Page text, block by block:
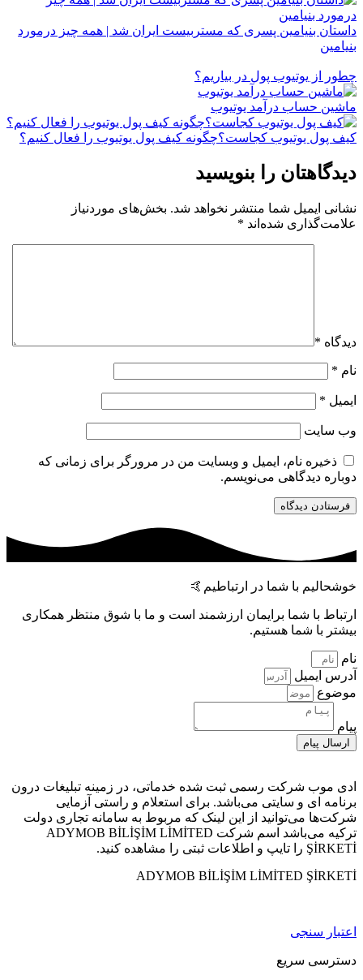
داستان بنیامین پسری که مستربیست ایران شد | همه چیز درمورد
بنیامین
چطور از یوتیوب پول در بیاریم؟
ماشین حساب درآمد یوتیوب
کیف پول یوتیوب کجاست؟چگونه کیف پول یوتیوب را فعال کنیم؟
دیدگاهتان را بنویسید
نشانی ایمیل شما منتشر نخواهد شد. بخش‌های موردنیاز
علامت‌گذاری شده‌اند *
دیدگاه *
نام *
ایمیل *
وب‌ سایت
ذخیره نام، ایمیل و وبسایت من در مرورگر برای زمانی که
دوباره دیدگاهی می‌نویسم.
خوشحالیم با شما در ارتباطیم🤙
ارتباط با شما برایمان ارزشمند است و ما با شوق منتظر همکاری
بیشتر با شما هستیم.
نام
آدرس ایمیل
موضوع
پیام
ارسال پیام
ادی موب شرکت رسمی ثبت شده خدماتی، در زمينه تبليغات درون
برنامه ای و سايتی می‌باشد. برای استعلام و راستی آزمايی
شرکت‌ها می‌توانید از این لینک که مربوط به سامانه تجاری دولت
ترکیه می‌باشد اسم شرکت ADYMOB BİLİŞİM LİMİTED
ŞİRKETİ را تایپ و اطلاعات ثبتی را مشاهده کنید.
ADYMOB BİLİŞİM LİMİTED ŞİRKETİ
اعتبار سنجی
دسترسی سریع